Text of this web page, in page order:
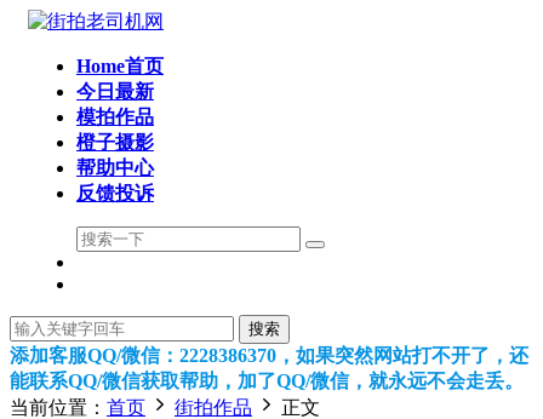
Home首页
今日最新
模拍作品
橙子摄影
帮助中心
反馈投诉
搜索
添加客服QQ/微信：2228386370，如果突然网站打不开了，还
能联系QQ/微信获取帮助，加了QQ/微信，就永远不会走丢。
当前位置： 首页 街拍作品 正文